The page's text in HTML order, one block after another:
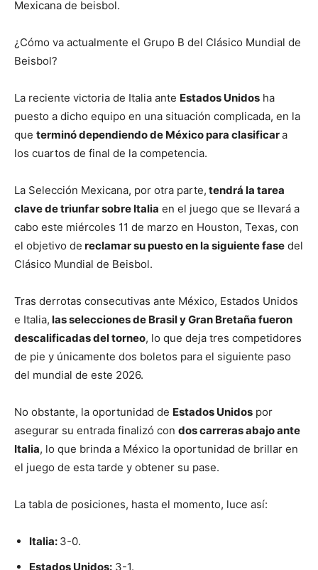
Mexicana de beisbol.
¿Cómo va actualmente el Grupo B del Clásico Mundial de
Beisbol?
La reciente victoria de Italia ante Estados Unidos ha
puesto a dicho equipo en una situación complicada, en la
que terminó dependiendo de México para clasificara
los cuartos de final de la competencia.
La Selección Mexicana, por otra parte, tendrá la tarea
clave de triunfar sobre Italia en el juego que se llevará a
cabo este miércoles 11 de marzo en Houston, Texas, con
el objetivo de reclamar su puesto en la siguiente fase del
Clásico Mundial de Beisbol.
Tras derrotas consecutivas ante México, Estados Unidos
e Italia, las selecciones de Brasil y Gran Bretaña fueron
descalificadas del torneo, lo que deja tres competidores
de pie y únicamente dos boletos para el siguiente paso
del mundial de este 2026.
No obstante, la oportunidad de Estados Unidos por
asegurar su entrada finalizó con dos carreras abajo ante
Italia, lo que brinda a México la oportunidad de brillar en
el juego de esta tarde y obtener su pase.
La tabla de posiciones, hasta el momento, luce así:
Italia: 3-0.
Estados Unidos: 3-1.